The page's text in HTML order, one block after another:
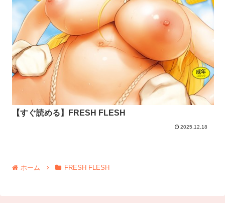
【すぐ読める】FRESH FLESH
2025.12.18
ホーム FRESH FLESH